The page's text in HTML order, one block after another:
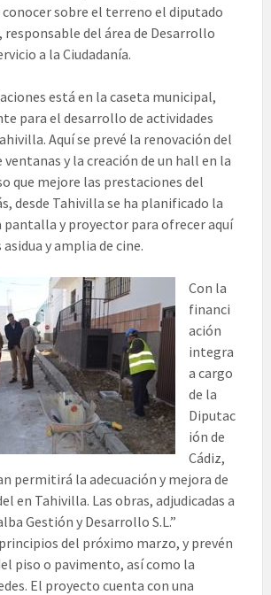
conocer sobre el terreno el diputado
del área de Desarrollo
a la Ciudadanía.
está en la caseta municipal,
para el desarrollo de actividades
Aquí se prevé la renovación del
y la creación de un hall en la
que mejore las prestaciones del
desde Tahivilla se ha planificado la
pantalla y proyector para ofrecer aquí
y amplia de cine.
Con la
financi
ación
integra
a cargo
de la
Diputac
ión de
Cádiz,
permitirá la adecuación y mejora de
en Tahivilla. Las obras, adjudicadas a
Gestión y Desarrollo S.L.”
del próximo marzo, y prevén
piso o pavimento, así como la
El proyecto cuenta con una